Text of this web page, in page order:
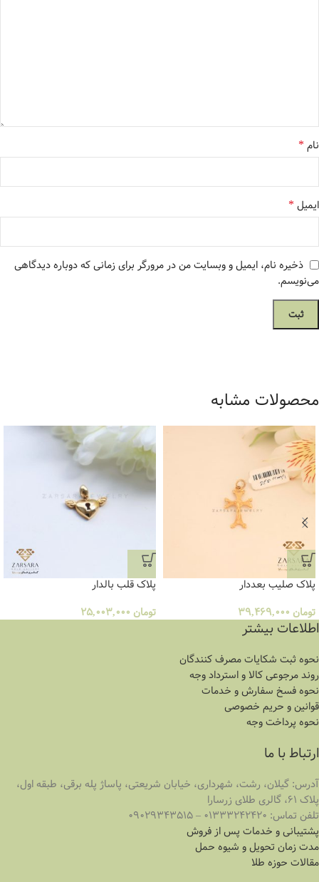
نام *
ایمیل *
ذخیره نام، ایمیل و وبسایت من در مرورگر برای زمانی که دوباره دیدگاهی
می‌نویسم.
محصولات مشابه
پلاک صلیب بعددار
تومان
پلاک قلب بالدار
تومان
اطلاعات بیشتر
نحوه ثبت شكايات مصرف كنندگان
روند مرجوعی کالا و استرداد وجه
نحوه فسخ سفارش و خدمات
قوانین و حریم خصوصی
نحوه پرداخت وجه
ارتباط با ما
آدرس: گیلان، رشت، شهرداری، خیابان شریعتی، پاساژ پله برقی، طبقه اول،
پلاک 61، گالری طلای زرسارا
تلفن تماس: 01333242420 – 09029343515
پشتیبانی و خدمات پس از فروش
مدت زمان تحويل و شیوه حمل
مقالات حوزه طلا